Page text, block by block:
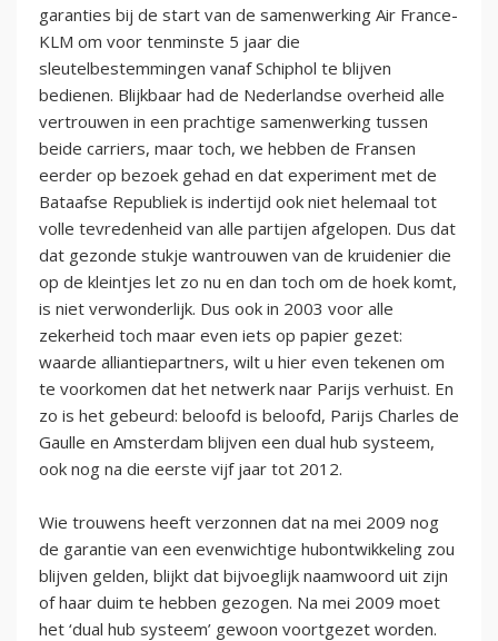
garanties bij de start van de samenwerking Air France-
KLM om voor tenminste 5 jaar die
sleutelbestemmingen vanaf Schiphol te blijven
bedienen. Blijkbaar had de Nederlandse overheid alle
vertrouwen in een prachtige samenwerking tussen
beide carriers, maar toch, we hebben de Fransen
eerder op bezoek gehad en dat experiment met de
Bataafse Republiek is indertijd ook niet helemaal tot
volle tevredenheid van alle partijen afgelopen. Dus dat
dat gezonde stukje wantrouwen van de kruidenier die
op de kleintjes let zo nu en dan toch om de hoek komt,
is niet verwonderlijk. Dus ook in 2003 voor alle
zekerheid toch maar even iets op papier gezet:
waarde alliantiepartners, wilt u hier even tekenen om
te voorkomen dat het netwerk naar Parijs verhuist. En
zo is het gebeurd: beloofd is beloofd, Parijs Charles de
Gaulle en Amsterdam blijven een dual hub systeem,
ook nog na die eerste vijf jaar tot 2012.
Wie trouwens heeft verzonnen dat na mei 2009 nog
de garantie van een evenwichtige hubontwikkeling zou
blijven gelden, blijkt dat bijvoeglijk naamwoord uit zijn
of haar duim te hebben gezogen. Na mei 2009 moet
het ‘dual hub systeem’ gewoon voortgezet worden.